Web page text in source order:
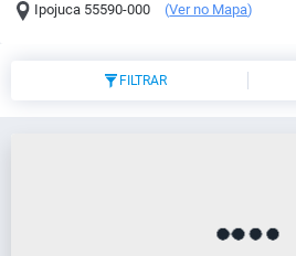
Ipojuca 55590-000 (Ver no Mapa)
FILTRAR